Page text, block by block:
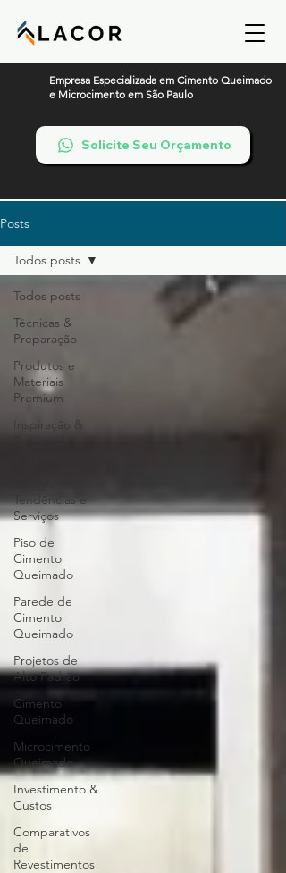
Empresa Especializada em Cimento Queimado
e Microcimento em São Paulo
Solicite Seu Orçamento
Posts
Todos posts
Técnicas &
Preparação
Produtos e
Materiais
Premium
Inspiração &
Tendências e
Serviços
Piso de
Cimento
Queimado
Parede de
Cimento
Queimado
Projetos de
Alto Padrão
Cimento
Queimado
Microcimento
Queimado
Investimento &
Custos
Comparativos
de
Revestimentos
Todos posts